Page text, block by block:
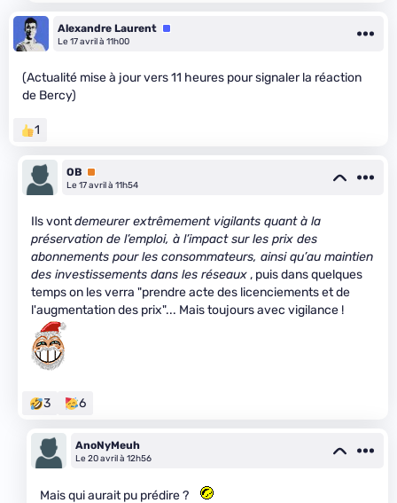
Alexandre Laurent Équipe
Le 17 avril à 11h00
(Actualité mise à jour vers 11 heures pour signaler la réaction
de Bercy)
1
OB Premium
Le 17 avril à 11h54
Ils vontdemeurer extrêmement vigilants quant à la
préservation de l’emploi, à l’impact sur les prix des
abonnements pour les consommateurs, ainsi qu’au maintien
des investissements dans les réseaux , puis dans quelques
temps on les verra "prendre acte des licenciements et de
l'augmentation des prix"... Mais toujours avec vigilance !
3 6
AnoNyMeuh
Le 20 avril à 12h56
Mais qui aurait pu prédire ?